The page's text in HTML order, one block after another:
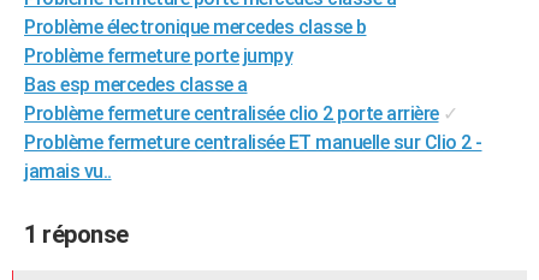
Destinations
City break
Voyage nature
Voyage de noces
Forum
Climat
+PHOTO
GUIDES D'ACHAT
BONS PLANS
CARTE DE VOEUX
Problème électronique mercedes classe b
Problème fermeture porte jumpy
Bas esp mercedes classe a
Problème fermeture centralisée clio 2 porte arrière ✓
Problème fermeture centralisée ET manuelle sur Clio 2 -
jamais vu..
1 réponse